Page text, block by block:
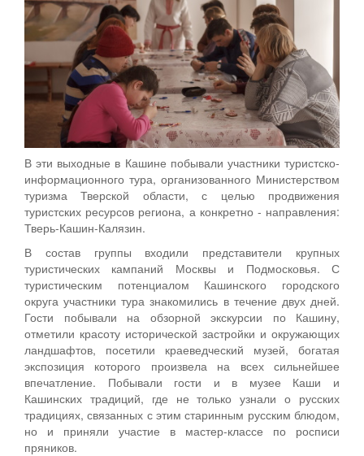
В эти выходные в Кашине побывали участники туристско-
информационного тура, организованного Министерством
туризма Тверской области, с целью продвижения
туристских ресурсов региона, а конкретно - направления:
Тверь-Кашин-Калязин.
В состав группы входили представители крупных
туристических кампаний Москвы и Подмосковья. С
туристическим потенциалом Кашинского городского
округа участники тура знакомились в течение двух дней.
Гости побывали на обзорной экскурсии по Кашину,
отметили красоту исторической застройки и окружающих
ландшафтов, посетили краеведческий музей, богатая
экспозиция которого произвела на всех сильнейшее
впечатление. Побывали гости и в музее Каши и
Кашинских традиций, где не только узнали о русских
традициях, связанных с этим старинным русским блюдом,
но и приняли участие в мастер-классе по росписи
пряников.